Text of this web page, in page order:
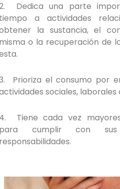
Dedica una parte
tiempo a actividades
la sustancia, el
misma o la recuperación de
Prioriza el consumo por
sociales, laborales
4. Tiene cada vez
para cumplir con sus
responsabilidades.